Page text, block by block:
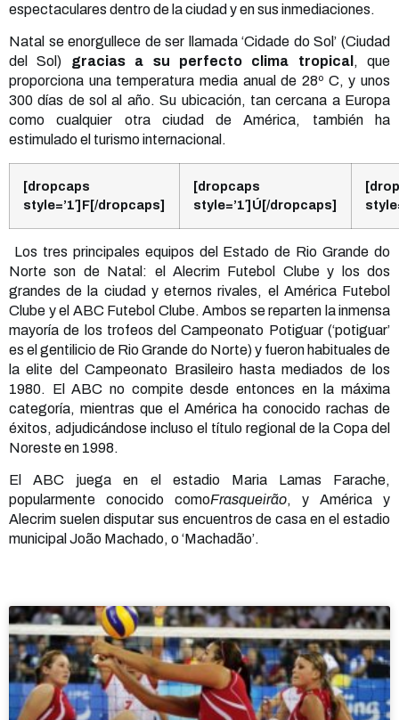
espectaculares dentro de la ciudad y en sus inmediaciones.
Natal se enorgullece de ser llamada ‘Cidade do Sol’ (Ciudad
del Sol) gracias a su perfecto clima tropical , que
proporciona una temperatura media anual de 28º C, y unos
300 días de sol al año. Su ubicación, tan cercana a Europa
como cualquier otra ciudad de América, también ha
estimulado el turismo internacional.
[dropcaps
style=’1′]F[/dropcaps]
[dropcaps
style=’1′]Ú[/dropcaps]
Los tres principales equipos del Estado de Rio Grande do
Norte son de Natal: el Alecrim Futebol Clube y los dos
grandes de la ciudad y eternos rivales, el América Futebol
Clube y el ABC Futebol Clube. Ambos se reparten la inmensa
mayoría de los trofeos del Campeonato Potiguar (‘potiguar’
es el gentilicio de Rio Grande do Norte) y fueron habituales de
la elite del Campeonato Brasileiro hasta mediados de los
1980. El ABC no compite desde entonces en la máxima
categoría, mientras que el América ha conocido rachas de
éxitos, adjudicándose incluso el título regional de la Copa del
Noreste en 1998.
El ABC juega en el estadio Maria Lamas Farache,
popularmente conocido comoFrasqueirão, y América y
Alecrim suelen disputar sus encuentros de casa en el estadio
municipal João Machado, o ‘Machadão’.